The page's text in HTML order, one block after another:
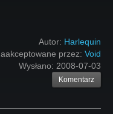
Autor: Harlequin
przez: Void
Wysłano: 2008-07-03
Komentarz